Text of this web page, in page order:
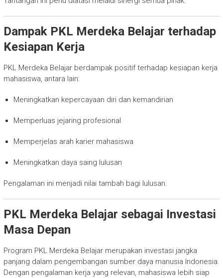
Dampak PKL Merdeka Belajar terhadap
Kesiapan Kerja
PKL Merdeka Belajar berdampak positif terhadap kesiapan kerja
mahasiswa, antara lain:
Meningkatkan kepercayaan diri dan kemandirian
Memperluas jejaring profesional
Memperjelas arah karier mahasiswa
Meningkatkan daya saing lulusan
Pengalaman ini menjadi nilai tambah bagi lulusan.
PKL Merdeka Belajar sebagai Investasi
Masa Depan
Program PKL Merdeka Belajar merupakan investasi jangka
panjang dalam pengembangan sumber daya manusia Indonesia.
Dengan pengalaman kerja yang relevan, mahasiswa lebih siap